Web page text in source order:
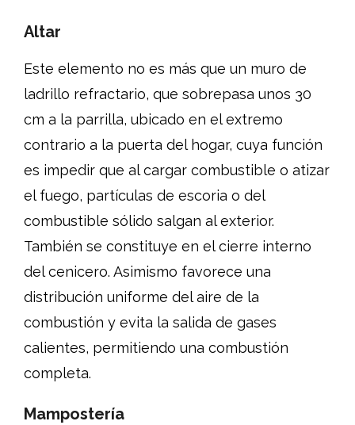
Altar
Este elemento no es más que un muro de
ladrillo refractario, que sobrepasa unos 30
cm a la parrilla, ubicado en el extremo
contrario a la puerta del hogar, cuya función
es impedir que al cargar combustible o atizar
el fuego, partículas de escoria o del
combustible sólido salgan al exterior.
También se constituye en el cierre interno
del cenicero. Asimismo favorece una
distribución uniforme del aire de la
combustión y evita la salida de gases
calientes, permitiendo una combustión
completa.
Mampostería